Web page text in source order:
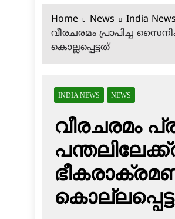
Home News
India News
വീരചരമം പ്രാപിച്ച
കൊല്ലപ്പെട്ടത്
INDIA NEWS NEWS
വീരചരമം